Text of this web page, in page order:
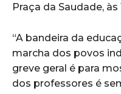
Praça da Saudade,
“A bandeira da
marcha dos povos
greve geral é para
dos professores é